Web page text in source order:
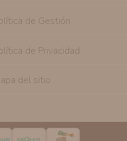
de Gestión
de Privacidad
del sitio